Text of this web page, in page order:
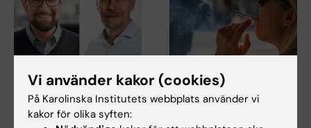
Två KI-forskare får
innovationsfinansieri
ng från Knut och
KI-forskare bidrar till
nya WHO-riktlinjer
Vi använder kakor (cookies)
På Karolinska Institutets webbplats använder vi
kakor för olika syften: